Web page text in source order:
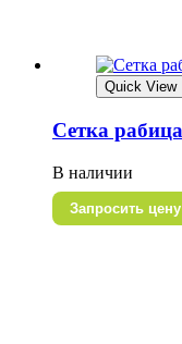
Quick View
Сетка
В наличии
Запросить цену